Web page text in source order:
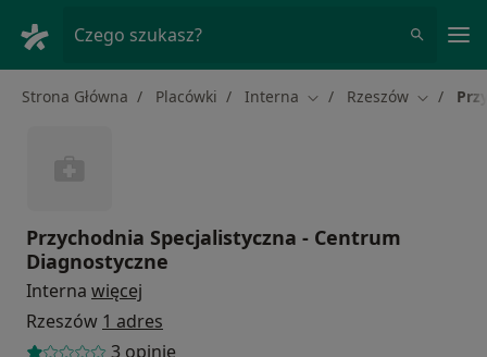
Czego szukasz?
Strona Główna Placówki Interna Zmień miasto
Rzeszów Zmień
Przychodnia Specjalistyczna - Centrum
Diagnostyczne
Interna więcej
Rzeszów 1 adres
3 opinie